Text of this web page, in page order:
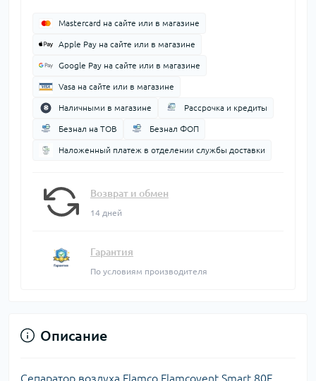
Mastercard на сайте или в магазине
Apple Pay на сайте или в магазине
Google Pay на сайте или в магазине
Vasa на сайте или в магазине
Наличными в магазине Рассрочка и кредиты
Безнал на ТОВ Безнал ФОП
Наложенный платеж в отделении службы доставки
Возврат и обмен
14 дней
Гарантия
По условиям производителя
Описание
Сепаратор воздуха Flamco Flamcovent Smart 80F